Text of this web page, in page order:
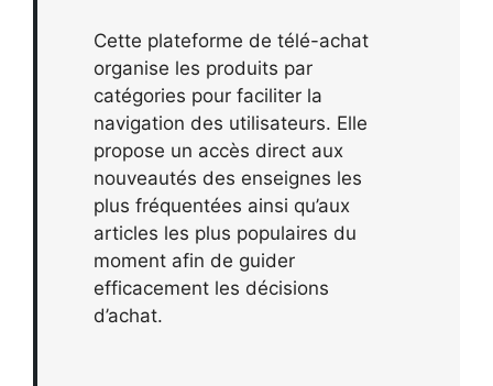
Cette plateforme de télé-achat
organise les produits par
catégories pour faciliter la
navigation des utilisateurs. Elle
propose un accès direct aux
nouveautés des enseignes les
plus fréquentées ainsi qu’aux
articles les plus populaires du
moment afin de guider
efficacement les décisions
d’achat.